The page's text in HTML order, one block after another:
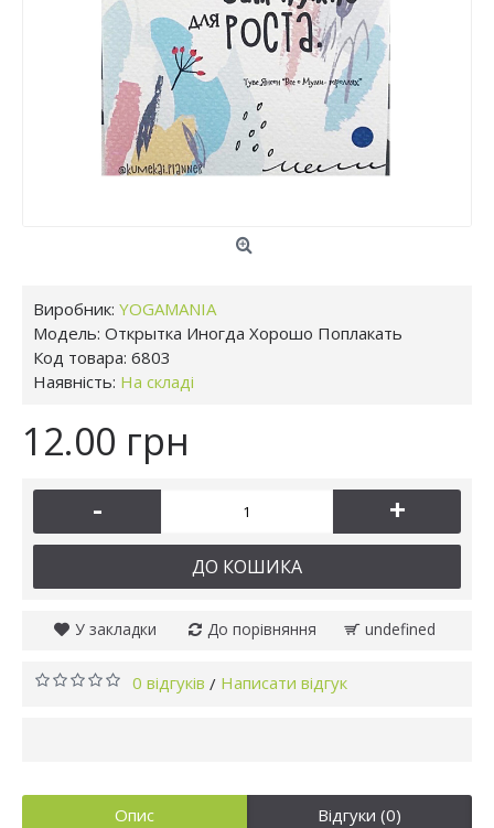
Виробник: YOGAMANIA
Модель: Открытка Иногда Хорошо Поплакать
Код товара: 6803
Наявність: На складі
12.00 грн
- +
ДО КОШИКА
У закладки До порівняння undefined
0 відгуків / Написати відгук
Опис Відгуки (0)